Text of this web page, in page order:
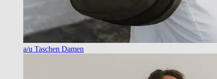
a/u Taschen Damen